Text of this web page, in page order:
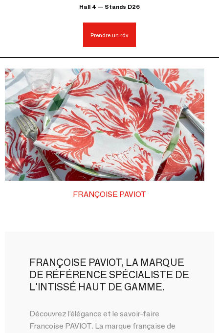
Hall 4 — Stands D26
Prendre un rdv
FRANÇOISE PAVIOT
FRANÇOISE PAVIOT, LA MARQUE
DE RÉFÉRENCE SPÉCIALISTE DE
L'INTISSÉ HAUT DE GAMME.
Découvrez l’élégance et le savoir-faire
Francoise PAVIOT. La marque française de